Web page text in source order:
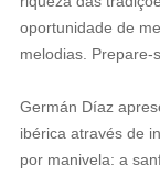
oportunidade de
melodias. Prepare-
Germán Díaz
ibérica através de
por manivela: a